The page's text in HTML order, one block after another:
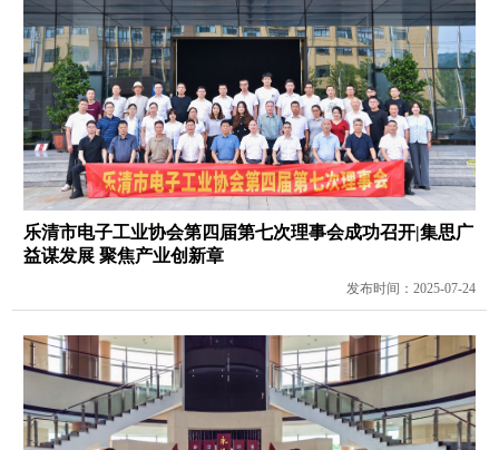
乐清市电子工业协会第四届第七次理事会成功召开|集思广
益谋发展 聚焦产业创新章
发布时间：2025-07-24